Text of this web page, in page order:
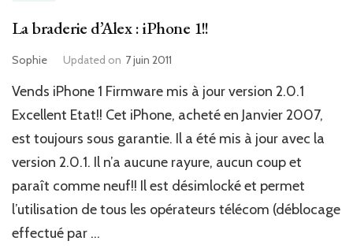
La braderie d’Alex : iPhone 1!!
Sophie Updated on 7 juin 2011
Vends iPhone 1 Firmware mis à jour version 2.0.1
Excellent Etat!! Cet iPhone, acheté en Janvier 2007,
est toujours sous garantie. Il a été mis à jour avec la
version 2.0.1. Il n’a aucune rayure, aucun coup et
paraît comme neuf!! Il est désimlocké et permet
l’utilisation de tous les opérateurs télécom (déblocage
effectué par …